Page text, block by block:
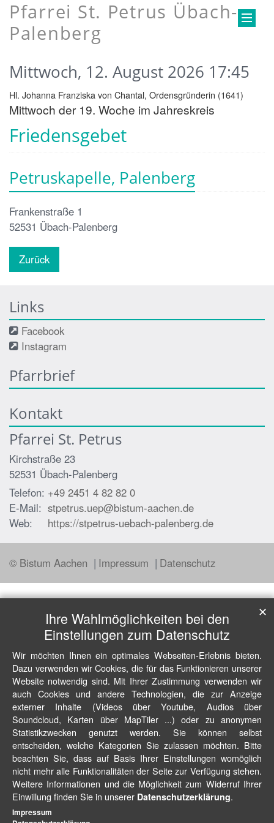
Pfarrei St. Petrus Übach-
Palenberg
Friedensgebet
Mittwoch, 12. August 2026 17:45
Hl. Johanna Franziska von Chantal, Ordensgründerin (1641)
Mittwoch der 19. Woche im Jahreskreis
Petruskapelle, Palenberg
Frankenstraße 1
52531 Übach-Palenberg
Zurück
Links
Facebook
Instagram
Pfarrbrief
Kontakt
Pfarrei St. Petrus
Kirchstraße 23
52531 Übach-Palenberg
Telefon: +49 2451 4 82 82 0
E-Mail: stpetrus.uep@bistum-aachen.de
Web:
https://stpetrus-uebach-palenberg.de
© Bistum Aachen Impressum Datenschutz
Ihre Wahlmöglichkeiten bei den
Einstellungen zum Datenschutz
Wir möchten Ihnen ein optimales Webseiten-Erlebnis bieten.
Dazu verwenden wir Cookies, die für das Funktionieren unserer
Website notwendig sind. Mit Ihrer Zustimmung verwenden wir
auch Cookies und andere Technologien, die zur Anzeige
externer Inhalte (Videos über Youtube, Audios über
Soundcloud, Karten über MapTiler ...) oder zu anonymen
Statistikzwecken genutzt werden. Sie können selbst
entscheiden, welche Kategorien Sie zulassen möchten. Bitte
beachten Sie, dass auf Basis Ihrer Einstellungen womöglich
nicht mehr alle Funktionalitäten der Seite zur Verfügung stehen.
Weitere Informationen und die Möglichkeit zum Widerruf Ihrer
Einwillung finden Sie in unserer Datenschutzerklärung.
✕
Impressum